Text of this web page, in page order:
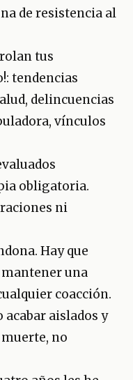
de resistencia al
tus
tendencias
delincuencias
vínculos
obligatoria.
ni
Hay que
una
coacción.
aislados y
no